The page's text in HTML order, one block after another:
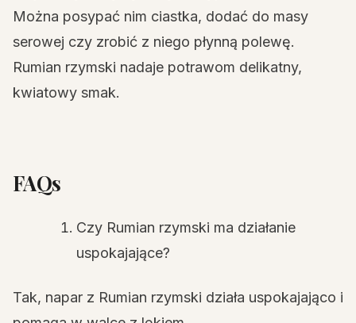
Można posypać nim ciastka, dodać do masy
serowej czy zrobić z niego płynną polewę.
Rumian rzymski nadaje potrawom delikatny,
kwiatowy smak.
FAQs
Czy Rumian rzymski ma działanie
uspokajające?
Tak, napar z Rumian rzymski działa uspokajająco i